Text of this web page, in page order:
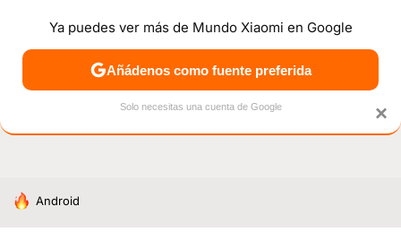
NOTICIAS MÓVILES TUTORIALES OFERTAS
HOY SE HABLA DE
Android
×
Ya puedes ver más de Mundo Xiaomi en Google
Añádenos como fuente preferida
Solo necesitas una cuenta de Google